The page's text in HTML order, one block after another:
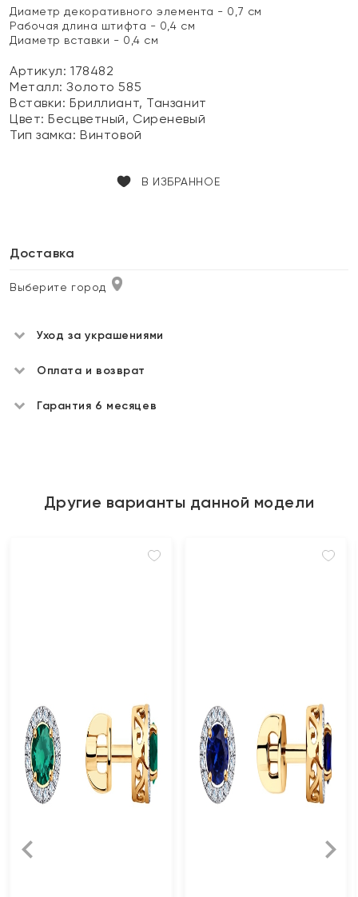
Диаметр декоративного элемента - 0,7 см
Рабочая длина штифта - 0,4 см
Диаметр вставки - 0,4 см
Артикул: 178482
Металл:Золото 585
Вставки:Бриллиант, Танзанит
Цвет:Бесцветный, Сиреневый
Тип замка:Винтовой
В ИЗБРАННОЕ
Доставка
Выберите город
Уход за украшениями
Оплата и возврат
Гарантия 6 месяцев
Другие варианты данной модели